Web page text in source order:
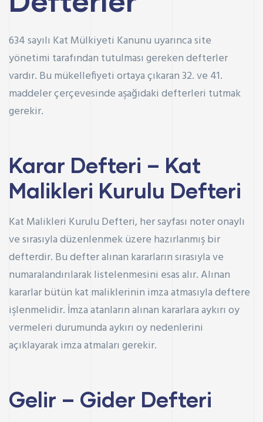
634 sayılı Kat Mülkiyeti Kanunu uyarınca site
yönetimi tarafından tutulması gereken defterler
vardır. Bu mükellefiyeti ortaya çıkaran 32. ve 41.
maddeler çerçevesinde aşağıdaki defterleri tutmak
gerekir.
Karar Defteri – Kat
Malikleri Kurulu Defteri
Kat Malikleri Kurulu Defteri, her sayfası noter onaylı
ve sırasıyla düzenlenmek üzere hazırlanmış bir
defterdir. Bu defter alınan kararların sırasıyla ve
numaralandırılarak listelenmesini esas alır. Alınan
kararlar bütün kat maliklerinin imza atmasıyla deftere
işlenmelidir. İmza atanların alınan kararlara aykırı oy
vermeleri durumunda aykırı oy nedenlerini
açıklayarak imza atmaları gerekir.
Gelir – Gider Defteri